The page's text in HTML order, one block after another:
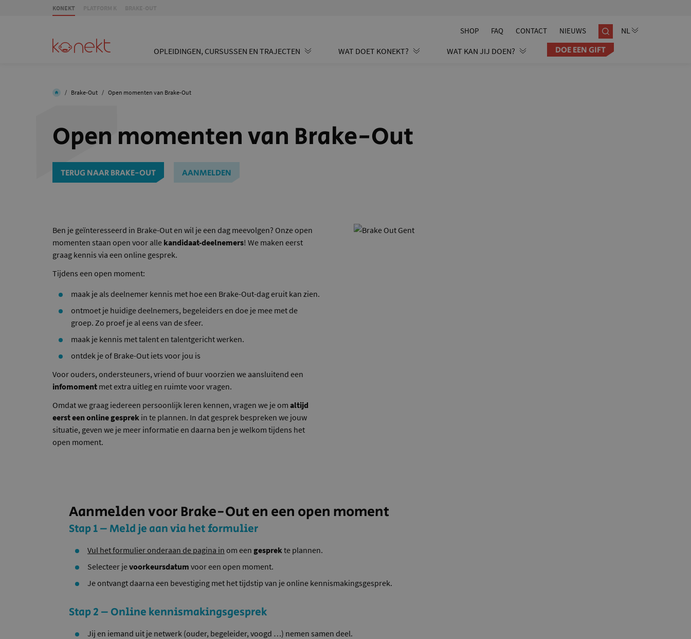
KONEKT
SHOP FAQ CONTACT NIEUWS
OPLEIDINGEN, CURSUSSEN EN TRAJECTEN WAT DOET KONEKT? WAT KAN JIJ DOEN? DOE EEN GIFT
/ Brake-Out / Open momenten van Brake-Out
Open momenten van Brake-Out
TERUG NAAR BRAKE-OUT AANMELDEN
Ben je geïnteresseerd in Brake-Out en wil je een dag meevolgen? Onze open
momenten staan open voor alle kandidaat-deelnemers! We maken eerst
graag kennis via een online gesprek.
Tijdens een open moment:
maak je als deelnemer kennis met hoe een Brake-Out-dag eruit kan zien.
ontmoet je huidige deelnemers, begeleiders en doe je mee met de
groep. Zo proef je al eens van de sfeer.
maak je kennis met talent en talentgericht werken.
ontdek je of Brake-Out iets voor jou is
Voor ouders, ondersteuners, vriend of buur voorzien we aansluitend een
infomoment met extra uitleg en ruimte voor vragen.
Omdat we graag iedereen persoonlijk leren kennen, vragen we je om altijd
eerst een online gesprek in te plannen. In dat gesprek bespreken we jouw
situatie, geven we je meer informatie en daarna ben je welkom tijdens het
open moment.
Aanmelden voor Brake-Out en een open moment
Stap 1 – Meld je aan via het formulier
Vul het formulier onderaan de pagina in om een gesprekte plannen.
Selecteer jevoorkeursdatum voor een open moment.
Je ontvangt daarna een bevestiging met het tijdstip van je online kennismakingsgesprek.
Stap 2 – Online kennismakingsgesprek
Jij en iemand uit je netwerk (ouder, begeleider, voogd …) nemen samen deel.